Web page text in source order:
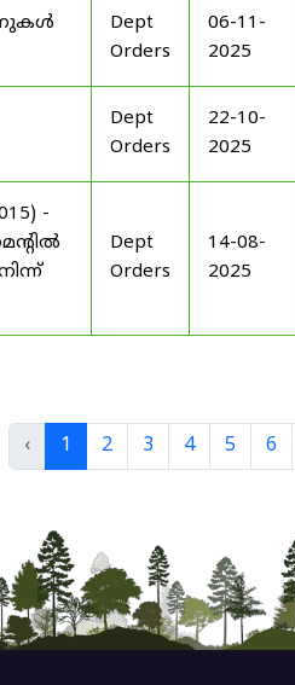
Dept
Orders
06-11-
2025
Dept
Orders
22-10-
2025
-
Dept
Orders
14-08-
2025
‹ 1 2 3 4 5 6